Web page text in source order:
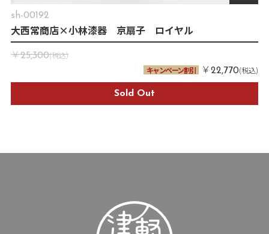
sh-00192
大西常商店×小林漆器 京扇子 ロイヤル
￥25,300(税込)
キャンペーン割引
￥22,770(税込)
Sold Out